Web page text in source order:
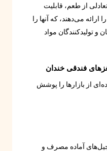
از طعم، قابلیت
می‌دهند، که آنها را
و تولیدکنندگان مواد
فندقی خندان
از بازارها را پوشش
آماده مصرف و